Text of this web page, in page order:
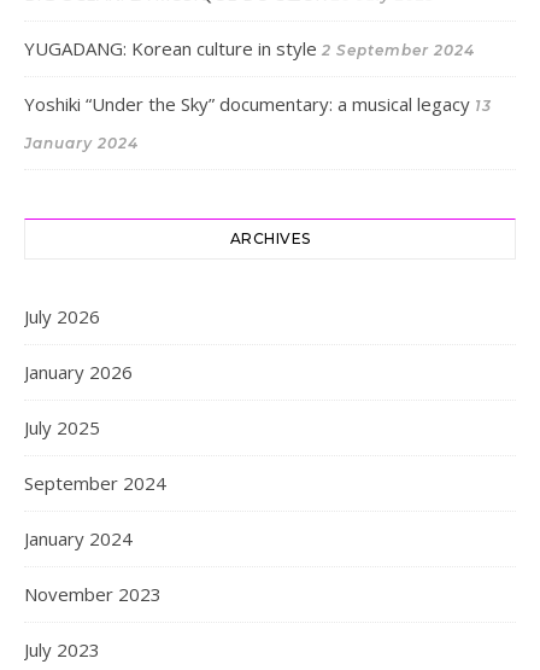
YUGADANG: Korean culture in style 2 September 2024
Yoshiki “Under the Sky” documentary: a musical legacy 13
January 2024
ARCHIVES
July 2026
January 2026
July 2025
September 2024
January 2024
November 2023
July 2023